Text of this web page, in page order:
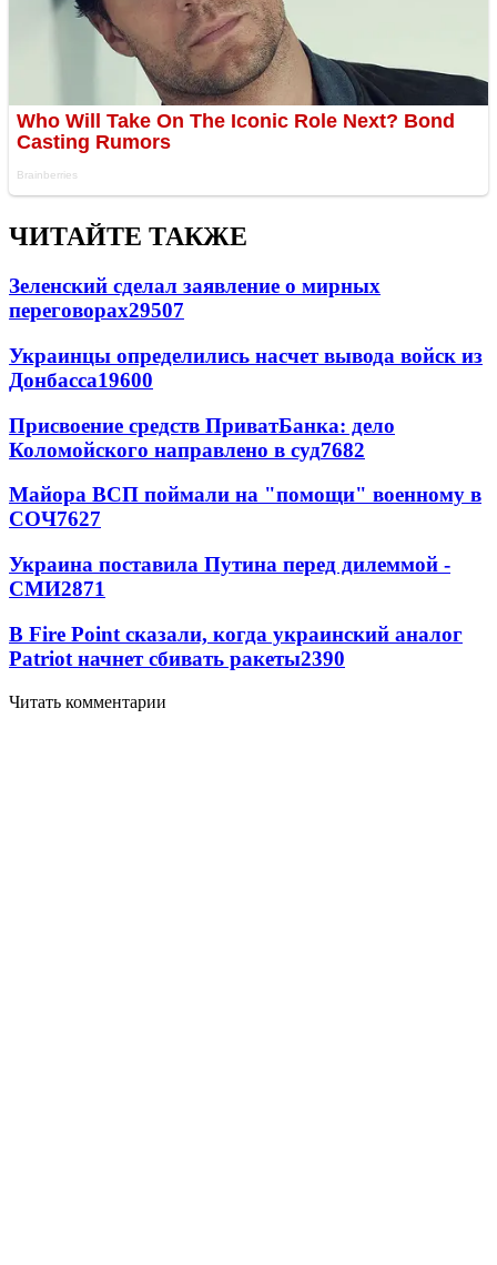
ЧИТАЙТЕ ТАКЖЕ
Зеленский сделал заявление о мирных
переговорах29507
Украинцы определились насчет вывода войск из
Донбасса19600
Присвоение средств ПриватБанка: дело
Коломойского направлено в суд7682
Майора ВСП поймали на "помощи" военному в
СОЧ7627
Украина поставила Путина перед дилеммой -
СМИ2871
В Fire Point сказали, когда украинский аналог
Patriot начнет сбивать ракеты2390
Читать комментарии